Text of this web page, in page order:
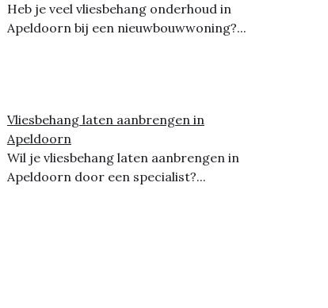
Heb je veel vliesbehang onderhoud in
Apeldoorn bij een nieuwbouwwoning?...
Vliesbehang laten aanbrengen in
Apeldoorn
Wil je vliesbehang laten aanbrengen in
Apeldoorn door een specialist?...